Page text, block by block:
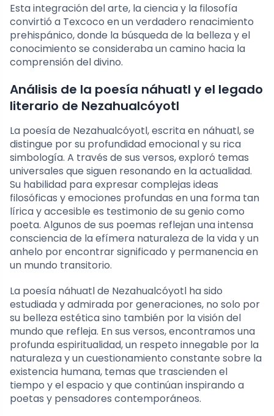
Esta integración del arte, la ciencia y la filosofía
convirtió a Texcoco en un verdadero renacimiento
prehispánico, donde la búsqueda de la belleza y el
conocimiento se consideraba un camino hacia la
comprensión del divino.
Análisis de la poesía náhuatl y el legado
literario de Nezahualcóyotl
La poesía de Nezahualcóyotl, escrita en náhuatl, se
distingue por su profundidad emocional y su rica
simbología. A través de sus versos, exploró temas
universales que siguen resonando en la actualidad.
Su habilidad para expresar complejas ideas
filosóficas y emociones profundas en una forma tan
lírica y accesible es testimonio de su genio como
poeta. Algunos de sus poemas reflejan una intensa
consciencia de la efímera naturaleza de la vida y un
anhelo por encontrar significado y permanencia en
un mundo transitorio.
La poesía náhuatl de Nezahualcóyotl ha sido
estudiada y admirada por generaciones, no solo por
su belleza estética sino también por la visión del
mundo que refleja. En sus versos, encontramos una
profunda espiritualidad, un respeto innegable por la
naturaleza y un cuestionamiento constante sobre la
existencia humana, temas que trascienden el
tiempo y el espacio y que continúan inspirando a
poetas y pensadores contemporáneos.